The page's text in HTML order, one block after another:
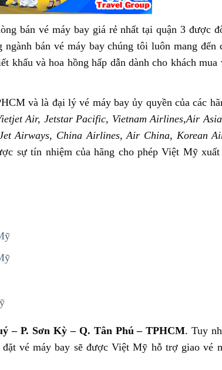
bán vé máy bay giá rẻ nhất tại quận 3 được
bán vé máy bay chúng tôi luôn mang đến
khấu và hoa hồng hấp dẫn dành cho khách mua
và là đại lý vé máy bay ủy quyền của các
Air, Jetstar Pacific, Vietnam Airlines,Air
Airways, China Airlines, Air China, Korean
sự tín nhiệm của hãng cho phép Việt Mỹ
– P. Sơn Kỳ – Q. Tân Phú – TPHCM. Tuy
vé máy bay sẽ được Việt Mỹ hỗ trợ giao vé